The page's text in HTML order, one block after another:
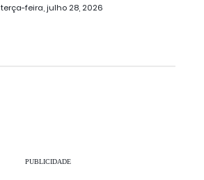
terça-feira, julho 28, 2026
PUBLICIDADE